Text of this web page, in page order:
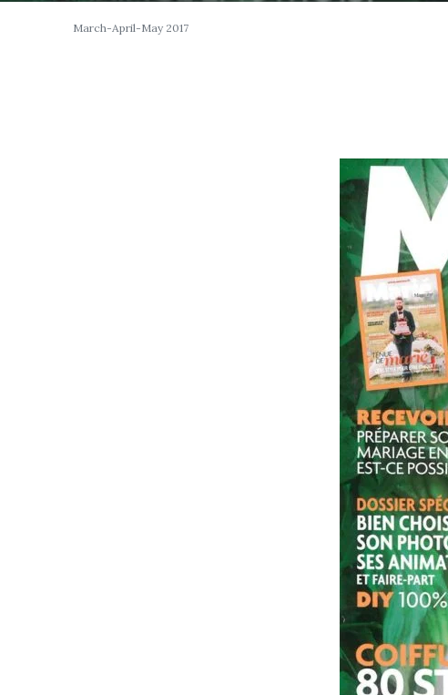
March-April-May 2017